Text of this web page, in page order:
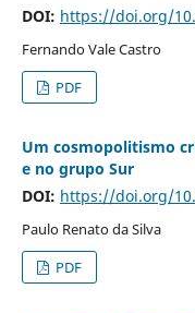
DOI: https://doi.org/
Fernando Vale Castro
PDF
Um cosmopolitismo
e no grupo Sur
DOI: https://doi.org/
Paulo Renato da Silva
PDF